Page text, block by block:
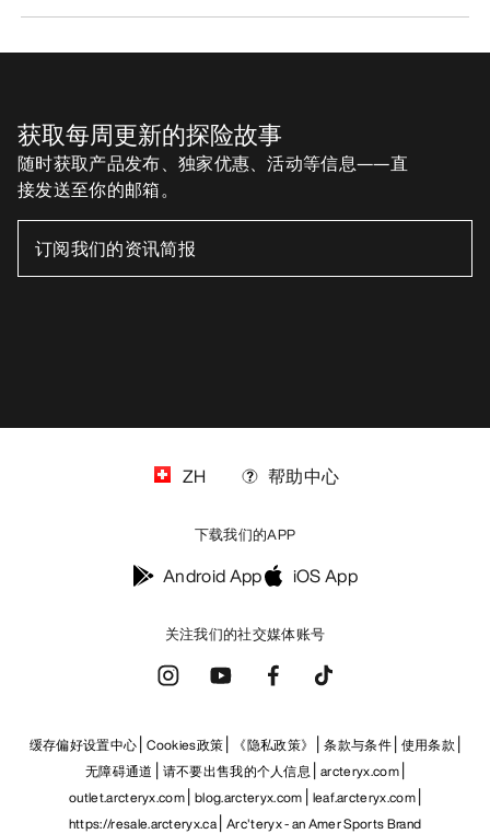
获取每周更新的探险故事
随时获取产品发布、独家优惠、活动等信息——直
接发送至你的邮箱。
关注我们的社交媒体账号
ZH 帮助中心
下载我们的APP
Android App iOS App
缓存偏好设置中心 Cookies政策 《隐私政策》 条款与条件 使用条款
无障碍通道
请不要出售我的个人信息 arcteryx.com
outlet.arcteryx.com blog.arcteryx.com leaf.arcteryx.com
https://resale.arcteryx.ca Arc'teryx - an Amer Sports Brand